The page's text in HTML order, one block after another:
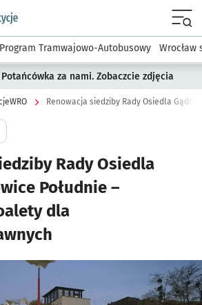
podserwis:
Program Tramwajowo-Autobusowy Wrocław
za nami. Zobaczcie zdjęcia
Rady Osiedla
Południe –
dla